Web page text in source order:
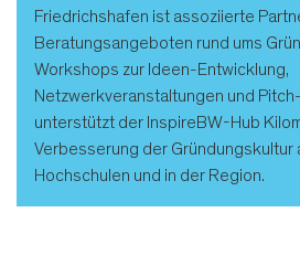
Friedrichshafen ist assoziierte
Beratungsangeboten rund ums
Workshops zur Ideen-Entwicklung,
Netzwerkveranstaltungen und
unterstützt der InspireBW-Hub
Verbesserung der Gründungskultur
Hochschulen und in der Region.